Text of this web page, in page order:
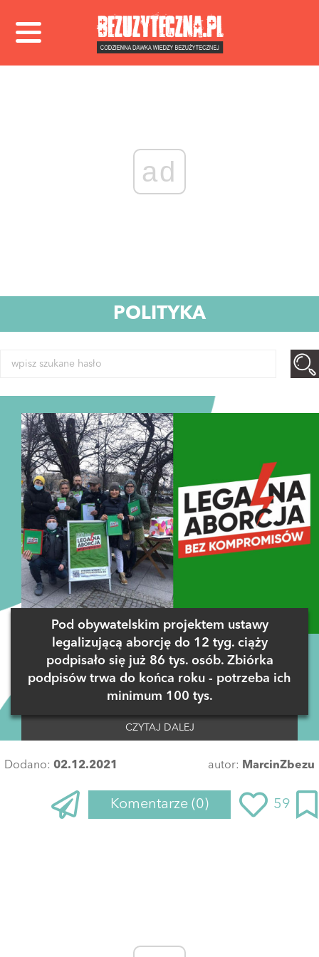
ad
POLITYKA
Pod obywatelskim projektem ustawy
legalizującą aborcję do 12 tyg. ciąży
podpisało się już 86 tys. osób. Zbiórka
podpisów trwa do końca roku - potrzeba ich
minimum 100 tys.
CZYTAJ DALEJ
Dodano: 02.12.2021 autor: MarcinZbezu
Komentarze (0) 59